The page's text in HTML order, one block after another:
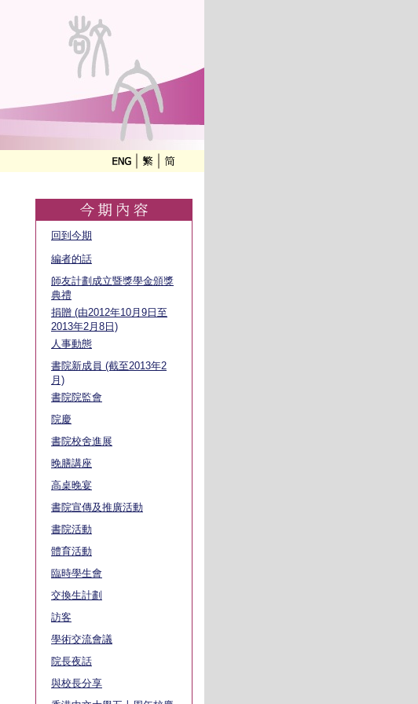
回到今期
編者的話
師友計劃成立暨獎學金頒獎
典禮
捐贈 (由2012年10月9日至
2013年2月8日)
人事動態
書院新成員 (截至2013年2
月)
書院院監會
院慶
書院校舍進展
晚膳講座
高桌晚宴
書院宣傳及推廣活動
書院活動
體育活動
臨時學生會
交換生計劃
訪客
學術交流會議
院長夜話
與校長分享